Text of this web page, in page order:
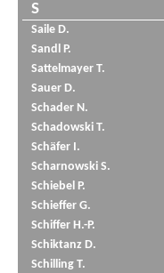
S
Saile D.
Sandl P.
Sattelmayer T.
Sauer D.
Schader N.
Schadowski T.
Schäfer I.
Scharnowski S.
Schiebel P.
Schieffer G.
Schiffer H.-P.
Schiktanz D.
Schilling T.